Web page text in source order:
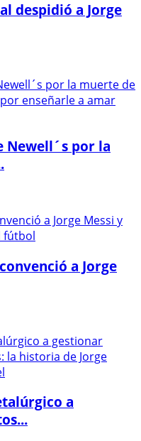
despidió a Jorge
Newell´s por la
a Jorge
a